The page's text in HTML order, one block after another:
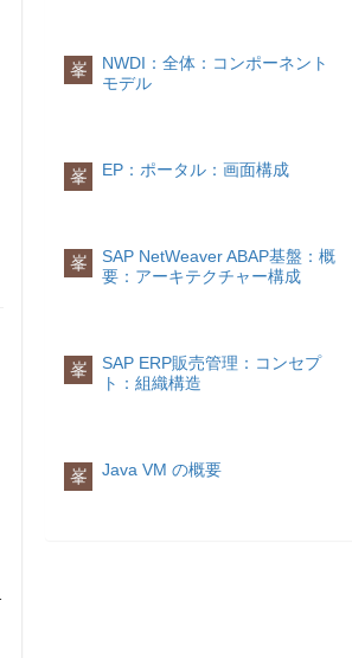
峯
NWDI：全体：コンポーネント
モデル
峯 EP：ポータル：画面構成
峯
SAP NetWeaver ABAP基盤：概
要：アーキテクチャー構成
峯
SAP ERP販売管理：コンセプ
ト：組織構造
峯 Java VM の概要